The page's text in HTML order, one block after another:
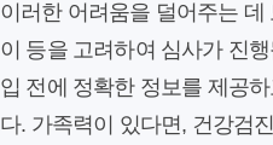
이러한 어려움을 덜어주는
이 등을 고려하여 심사가 진
입 전에 정확한 정보를 제공
다. 가족력이 있다면, 건강검